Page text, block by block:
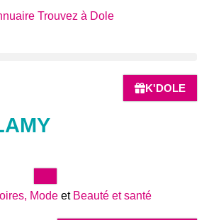
K'DOLE
Modeet Beauté et santé